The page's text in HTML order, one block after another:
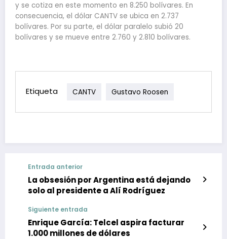
y se cotiza en este momento en 8.250 bolívares. En
consecuencia, el dólar CANTV se ubica en 2.737
bolívares. Por su parte, el dólar paralelo subió 20
bolívares y se mueve entre 2.760 y 2.810 bolívares.
Etiqueta CANTV Gustavo Roosen
Entrada anterior
La obsesión por Argentina está dejando
solo al presidente a Alí Rodríguez
Siguiente entrada
Enrique García: Telcel aspira facturar
1.000 millones de dólares